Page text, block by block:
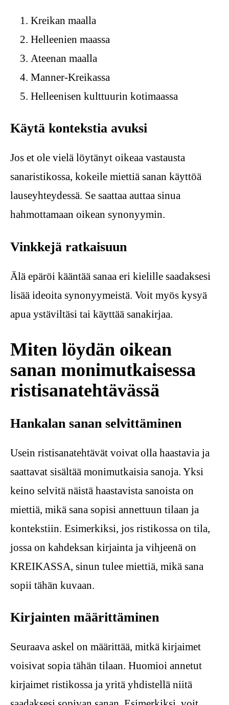
Kreikan maalla
Helleenien maassa
Ateenan maalla
Manner-Kreikassa
Helleenisen kulttuurin kotimaassa
Käytä kontekstia avuksi
Jos et ole vielä löytänyt oikeaa vastausta
sanaristikossa, kokeile miettiä sanan käyttöä
lauseyhteydessä. Se saattaa auttaa sinua
hahmottamaan oikean synonyymin.
Vinkkejä ratkaisuun
Älä epäröi kääntää sanaa eri kielille saadaksesi
lisää ideoita synonyymeistä. Voit myös kysyä
apua ystäviltäsi tai käyttää sanakirjaa.
Miten löydän oikean
sanan monimutkaisessa
ristisanatehtävässä
Hankalan sanan selvittäminen
Usein ristisanatehtävät voivat olla haastavia ja
saattavat sisältää monimutkaisia sanoja. Yksi
keino selvitä näistä haastavista sanoista on
miettiä, mikä sana sopisi annettuun tilaan ja
kontekstiin. Esimerkiksi, jos ristikossa on tila,
jossa on kahdeksan kirjainta ja vihjeenä on
KREIKASSA, sinun tulee miettiä, mikä sana
sopii tähän kuvaan.
Kirjainten määrittäminen
Seuraava askel on määrittää, mitkä kirjaimet
voisivat sopia tähän tilaan. Huomioi annetut
kirjaimet ristikossa ja yritä yhdistellä niitä